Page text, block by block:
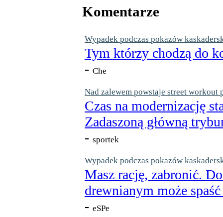
Komentarze
Wypadek podczas pokazów
Tym którzy chodzą do
- Che
Nad zalewem powstaje street workout
Czas na modernizację
Zadaszoną główną
- sportek
Wypadek podczas pokazów
Masz rację, zabronić.
drewnianym może
- eSPe